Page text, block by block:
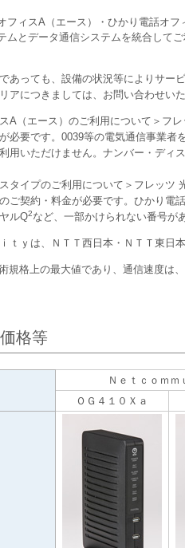
ィスA（エース）・ひかり電話オ
ムとデータ通信システムを統合して
あっても、設備の状況等によりサー
アにつきましては、お問い合わせい
A（エース）のご利用について＞フ
必要です。0039等の電気通信事業者
用いただけません。ナンバー・ディ
タイプのご利用について＞フレッ
ご契約・料金が必要です。ひかり電
ルQ2など、一部かけられない番号が
ｔｙは、ＮＴＴ西日本・ＮＴＴ東日
規格上の最大値であり、通信速度は
格等
Ｎｅｔｃｏｍ
ＯＧ４１０Ｘａ